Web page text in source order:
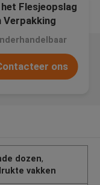
Flesjeopslag
Verpakking
ons
dozen,
vakken